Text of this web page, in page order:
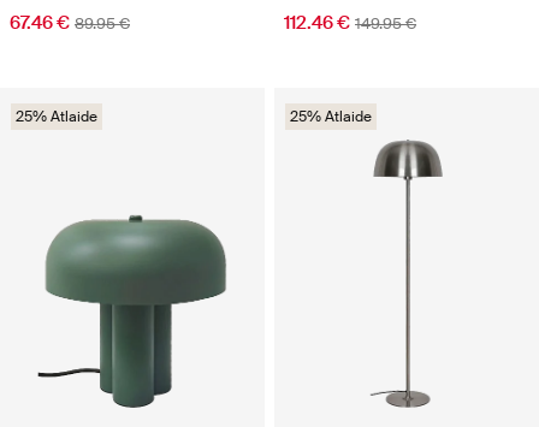
67.46 € 89.95 € 112.46 € 149.95 €
25% Atlaide 25% Atlaide